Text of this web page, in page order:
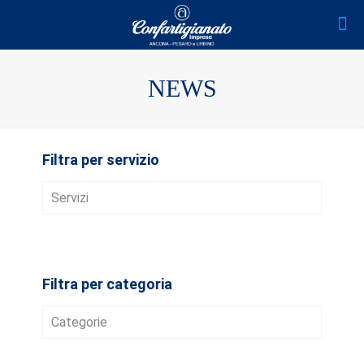
NEWS
Filtra per servizio
Servizi
Filtra per categoria
Categorie